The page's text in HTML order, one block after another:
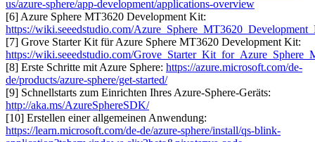
us/azure-sphere/app-development/applications-overview
[6] Azure Sphere MT3620 Development Kit:
https://wiki.seeedstudio.com/
[7] Grove Starter Kit für Azure Sphere MT3620 Development Kit:
https://wiki.seeedstudio.com/
[8] Erste Schritte mit Azure Sphere: https://azure.microsoft.com/de-
de/products/azure-sphere/get-started/
[9] Schnellstarts zum Einrichten Ihres Azure-Sphere-Geräts:
http://aka.ms/AzureSphereSDK/
[10] Erstellen einer allgemeinen Anwendung:
https://learn.microsoft.com/de-de/azure-sphere/install/qs-blink-